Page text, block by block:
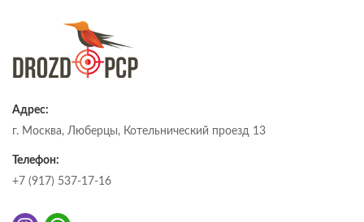
Адрес:
г. Москва, Люберцы, Котельнический проезд 13
Телефон:
+7 (917) 537-17-16